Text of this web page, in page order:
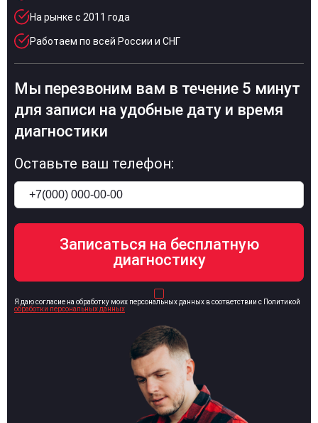
На рынке с 2011 года
Работаем по всей России и СНГ
Мы перезвоним вам в течение 5 минут
для записи на удобные дату и время
диагностики
Оставьте ваш телефон:
Я даю согласие на обработку моих персональных данных в соответствии с Политикой
обработки персональных данных